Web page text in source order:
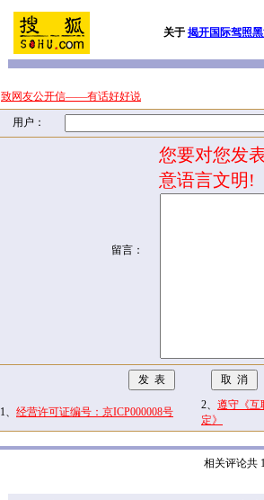
关于 揭开国际驾照
致网友公开信——有话好好说
用户：
留言：
您要对您发
意语言文明!
1、 经营许可证编号：京ICP000008号
2、 遵守《互
定》
相关评论共